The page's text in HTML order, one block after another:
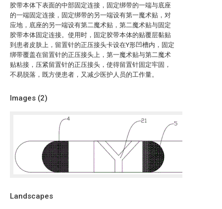
胶带本体下表面的中部固定连接，固定绑带的一端与底座
的一端固定连接，固定绑带的另一端设有第一魔术贴，对
应地，底座的另一端设有第二魔术贴，第二魔术贴与固定
胶带本体固定连接。使用时，固定胶带本体的贴覆层黏贴
到患者皮肤上，留置针的正压接头卡设在Y形凹槽内，固定
绑带覆盖在留置针的正压接头上，第一魔术贴与第二魔术
贴粘接，压紧留置针的正压接头，使得留置针固定牢固，
不易脱落，既方便患者，又减少医护人员的工作量。
Images (2)
Landscapes